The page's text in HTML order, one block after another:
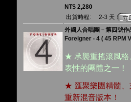
NT$ 2,280
出貨時程:
2-3 天
外國人合唱團－第四號
Foreigner - 4 ( 45 RPM
★ 承襲重搖滾風格
表性的團體之一！
★ 匯聚樂團精髓、
重新混音版本！